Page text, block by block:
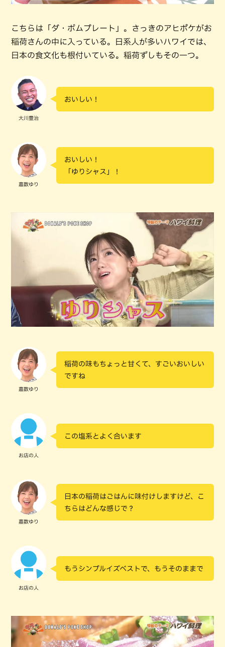
こちらは「ダ・ボムプレート」。さっきのアヒポケがお
稲荷さんの中に入っている。日系人が多いハワイでは、
日本の食文化も根付いている。稲荷ずしもその一つ。
大川豊治
おいしい！
嘉数ゆり
おいしい！
「ゆりシャス」！
嘉数ゆり
稲荷の味もちょっと甘くて、すごいおいしい
ですね
お店の人
この塩系とよく合います
嘉数ゆり
日本の稲荷はごはんに味付けしますけど、こ
ちらはどんな感じで？
お店の人
もうシンプルイズベストで、もうそのままで